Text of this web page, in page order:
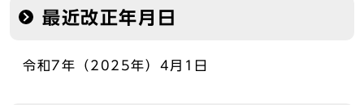
最近改正年月日
令和7年（2025年）4月1日